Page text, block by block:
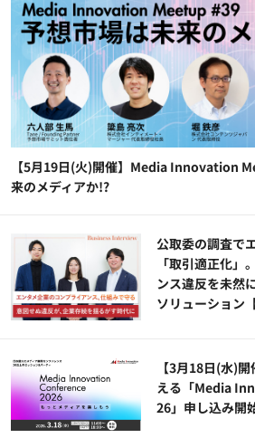
【5月19日(火)開催】Media Innovation
来のメディアか!?
公​​取委の調査で
「取引適正化」
ンス違反を未然
ソリューション​【
【3月18日(水)
える「Media
26」申し込み開